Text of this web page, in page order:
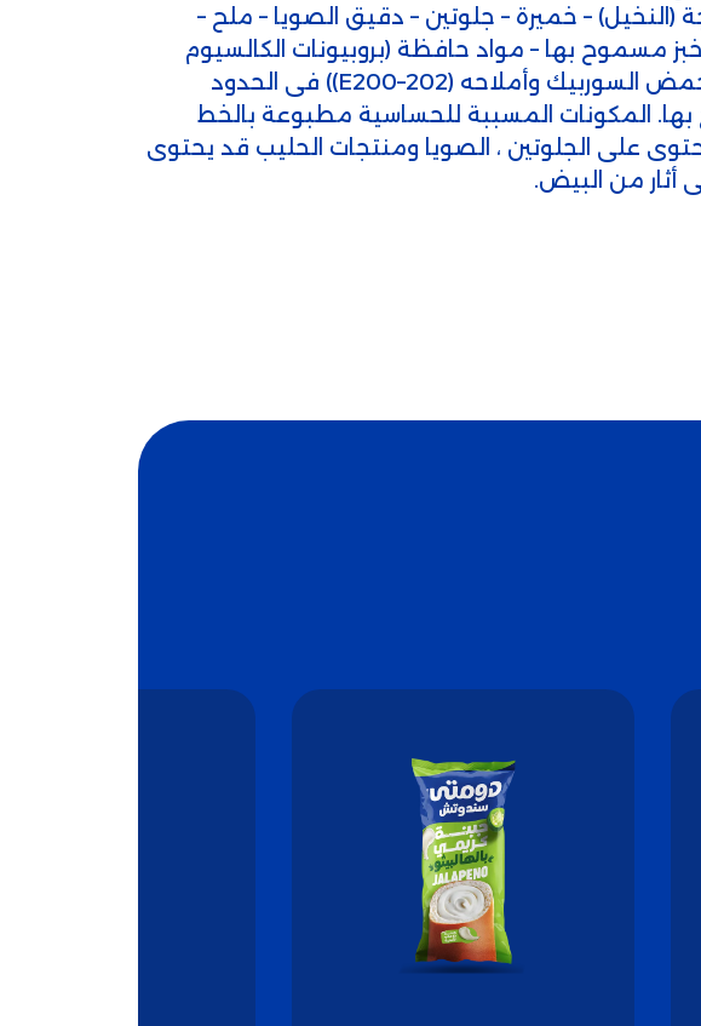
(النخيل) – خميرة – جلوتين – دقيق الصويا – ملح –
مسموح بها – مواد حافظة (بروبيونات الكالسيوم
(E282) – حمض السوربيك وأملاحه (E200–202)) فى الحدود
المكونات المسببة للحساسية مطبوعة بالخط
على الجلوتين ، الصويا ومنتجات الحليب قد يحتوى
أثار من البيض.